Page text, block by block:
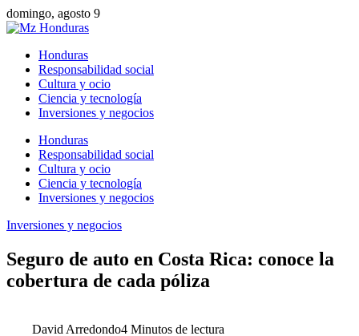
domingo, agosto 9
Honduras
Responsabilidad social
Cultura y ocio
Ciencia y tecnología
Inversiones y negocios
Honduras
Responsabilidad social
Cultura y ocio
Ciencia y tecnología
Inversiones y negocios
Inversiones y negocios
Seguro de auto en Costa Rica: conoce la
cobertura de cada póliza
David Arredondo4 Minutos de lectura